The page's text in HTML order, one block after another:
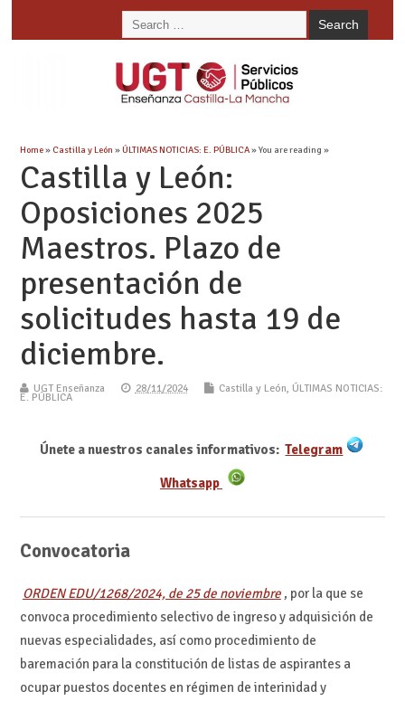
Home» Castilla y León »ÚLTIMAS NOTICIAS: E. PÚBLICA» You are reading »
Castilla y León:
Oposiciones 2025
Maestros. Plazo de
presentación de
solicitudes hasta 19 de
diciembre.
UGT Enseñanza 28/11/2024 Castilla y León, ÚLTIMAS NOTICIAS:
E. PÚBLICA
Únete a nuestros canales informativos: Telegram
Whatsapp
Convocatoria
ORDEN EDU/1268/2024, de 25 de noviembre, por la que se
convoca procedimiento selectivo de ingreso y adquisición de
nuevas especialidades, así como procedimiento de
baremación para la constitución de listas de aspirantes a
ocupar puestos docentes en régimen de interinidad y